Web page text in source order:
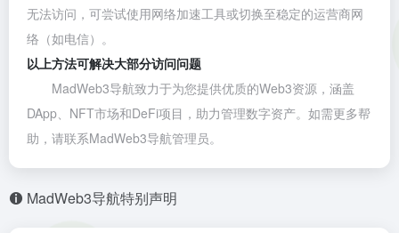
无法访问，可尝试使用网络加速工具或切换至稳定的运营商网
络（如电信）。
以上方法可解决大部分访问问题
MadWeb3导航致力于为您提供优质的Web3资源，涵盖
DApp、NFT市场和DeFi项目，助力管理数字资产。如需更多帮
助，请联系MadWeb3导航管理员。
MadWeb3导航特别声明